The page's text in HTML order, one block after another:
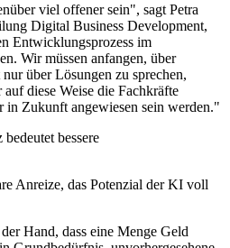
viel offener sein", sagt Petra
Digital Business Development,
Entwicklungsprozess im
Wir müssen anfangen, über
über Lösungen zu sprechen,
diese Weise die Fachkräfte
in Zukunft angewiesen sein werden."
bessere
Anreize, das Potenzial der KI voll
Hand, dass eine Menge Geld